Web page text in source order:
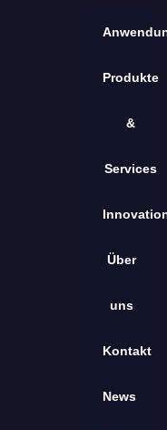
Produkte
&
Services
Über
uns
Kontakt
News